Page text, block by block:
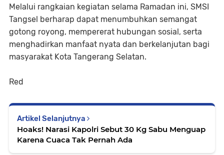
Melalui rangkaian kegiatan selama Ramadan ini, SMSI
Tangsel berharap dapat menumbuhkan semangat
gotong royong, mempererat hubungan sosial, serta
menghadirkan manfaat nyata dan berkelanjutan bagi
masyarakat Kota Tangerang Selatan.
Red
Artikel Selanjutnya
Hoaks! Narasi Kapolri Sebut 30 Kg Sabu Menguap
Karena Cuaca Tak Pernah Ada